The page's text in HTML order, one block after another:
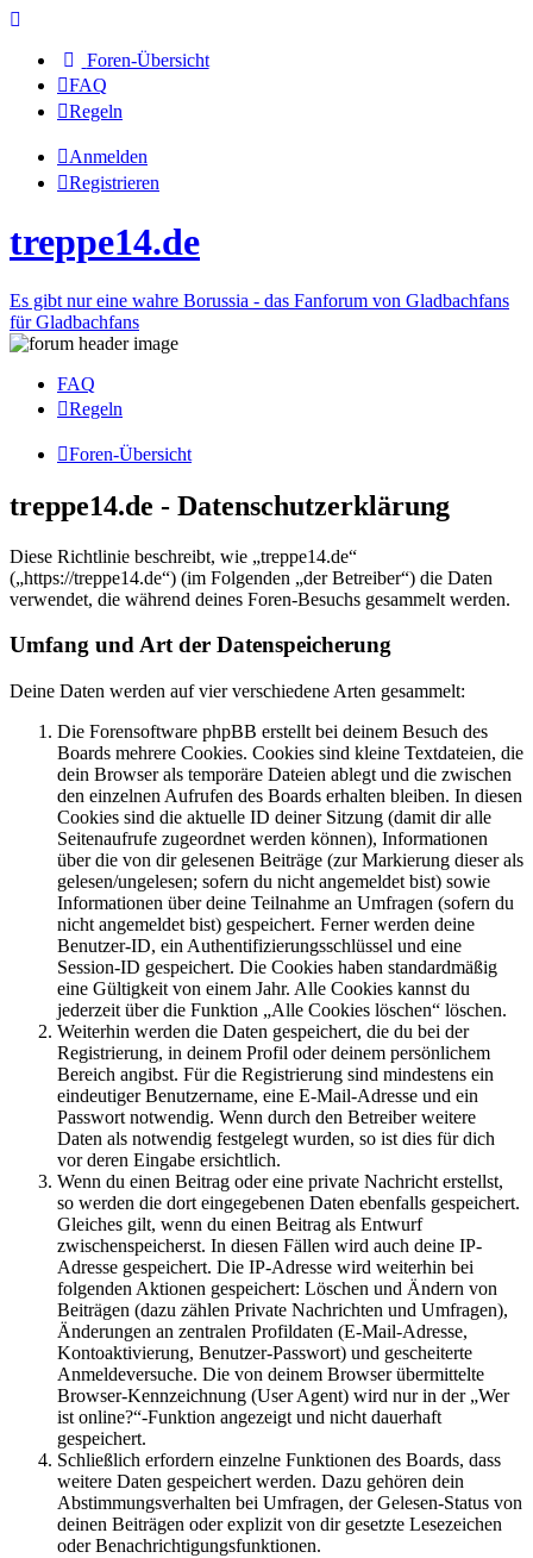
Foren-Übersicht
FAQ
Regeln
Anmelden
Registrieren
treppe14.de
Es gibt nur eine wahre Borussia - das Fanforum von Gladbachfans
für Gladbachfans
FAQ
Regeln
Foren-Übersicht
treppe14.de - Datenschutzerklärung
Diese Richtlinie beschreibt, wie „treppe14.de“
(„https://treppe14.de“) (im Folgenden „der Betreiber“) die Daten
verwendet, die während deines Foren-Besuchs gesammelt werden.
Umfang und Art der Datenspeicherung
Deine Daten werden auf vier verschiedene Arten gesammelt:
Die Forensoftware phpBB erstellt bei deinem Besuch des
Boards mehrere Cookies. Cookies sind kleine Textdateien, die
dein Browser als temporäre Dateien ablegt und die zwischen
den einzelnen Aufrufen des Boards erhalten bleiben. In diesen
Cookies sind die aktuelle ID deiner Sitzung (damit dir alle
Seitenaufrufe zugeordnet werden können), Informationen
über die von dir gelesenen Beiträge (zur Markierung dieser als
gelesen/ungelesen; sofern du nicht angemeldet bist) sowie
Informationen über deine Teilnahme an Umfragen (sofern du
nicht angemeldet bist) gespeichert. Ferner werden deine
Benutzer-ID, ein Authentifizierungsschlüssel und eine
Session-ID gespeichert. Die Cookies haben standardmäßig
eine Gültigkeit von einem Jahr. Alle Cookies kannst du
jederzeit über die Funktion „Alle Cookies löschen“ löschen.
Weiterhin werden die Daten gespeichert, die du bei der
Registrierung, in deinem Profil oder deinem persönlichem
Bereich angibst. Für die Registrierung sind mindestens ein
eindeutiger Benutzername, eine E-Mail-Adresse und ein
Passwort notwendig. Wenn durch den Betreiber weitere
Daten als notwendig festgelegt wurden, so ist dies für dich
vor deren Eingabe ersichtlich.
Wenn du einen Beitrag oder eine private Nachricht erstellst,
so werden die dort eingegebenen Daten ebenfalls gespeichert.
Gleiches gilt, wenn du einen Beitrag als Entwurf
zwischenspeicherst. In diesen Fällen wird auch deine IP-
Adresse gespeichert. Die IP-Adresse wird weiterhin bei
folgenden Aktionen gespeichert: Löschen und Ändern von
Beiträgen (dazu zählen Private Nachrichten und Umfragen),
Änderungen an zentralen Profildaten (E-Mail-Adresse,
Kontoaktivierung, Benutzer-Passwort) und gescheiterte
Anmeldeversuche. Die von deinem Browser übermittelte
Browser-Kennzeichnung (User Agent) wird nur in der „Wer
ist online?“-Funktion angezeigt und nicht dauerhaft
gespeichert.
Schließlich erfordern einzelne Funktionen des Boards, dass
weitere Daten gespeichert werden. Dazu gehören dein
Abstimmungsverhalten bei Umfragen, der Gelesen-Status von
deinen Beiträgen oder explizit von dir gesetzte Lesezeichen
oder Benachrichtigungsfunktionen.